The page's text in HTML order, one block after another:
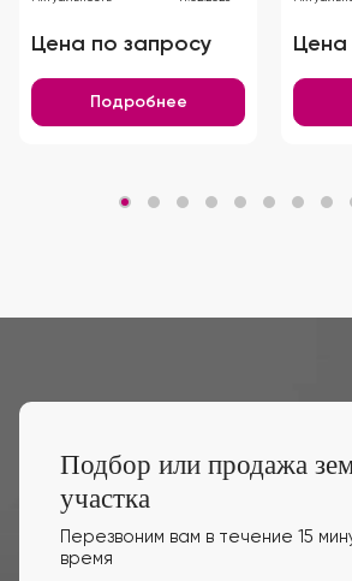
Цена по запросу
Подробнее
Цена
Подбор или продажа
участка
Перезвоним вам в течение 15
время